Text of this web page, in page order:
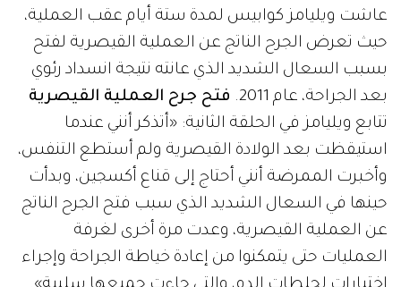
عاشت ويليامز كوابيس لمدة ستة أيام عقب العملية،
حيث تعرض الجرح الناتج عن العملية القيصرية لفتح
بسبب السعال الشديد الذي عانته نتيجة انسداد رئوي
بعد الجراحة، عام 2011.
فتح جرح العملية القيصرية
تتابع ويليامز في الحلقة الثانية: «أتذكر أنني عندما
استيقظت بعد الولادة القيصرية ولم أستطع التنفس،
وأخبرت الممرضة أنني أحتاج إلى قناع أكسجين، وبدأت
حينها في السعال الشديد الذي سبب فتح الجرح الناتج
عن العملية القيصرية، وعدت مرة أخرى لغرفة
العمليات حتى يتمكنوا من إعادة خياطة الجراحة وإجراء